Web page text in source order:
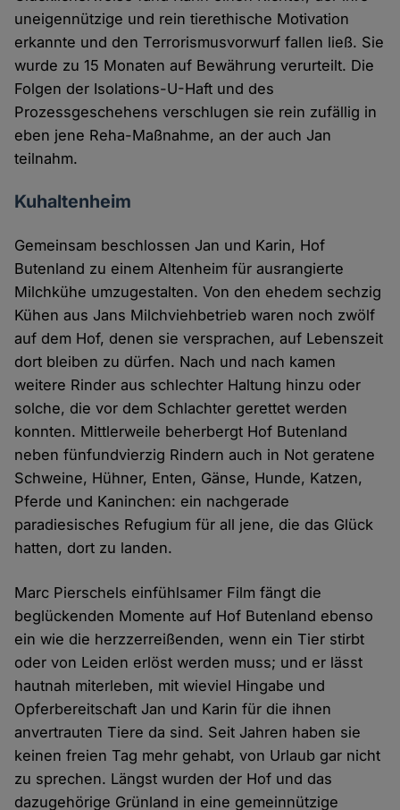
uneigennützige und rein tierethische Motivation
erkannte und den Terrorismusvorwurf fallen ließ. Sie
wurde zu 15 Monaten auf Bewährung verurteilt. Die
Folgen der Isolations-U-Haft und des
Prozessgeschehens verschlugen sie rein zufällig in
eben jene Reha-Maßnahme, an der auch Jan
teilnahm.
Kuhaltenheim
Gemeinsam beschlossen Jan und Karin, Hof
Butenland zu einem Altenheim für ausrangierte
Milchkühe umzugestalten. Von den ehedem sechzig
Kühen aus Jans Milchviehbetrieb waren noch zwölf
auf dem Hof, denen sie versprachen, auf Lebenszeit
dort bleiben zu dürfen. Nach und nach kamen
weitere Rinder aus schlechter Haltung hinzu oder
solche, die vor dem Schlachter gerettet werden
konnten. Mittlerweile beherbergt Hof Butenland
neben fünfundvierzig Rindern auch in Not geratene
Schweine, Hühner, Enten, Gänse, Hunde, Katzen,
Pferde und Kaninchen: ein nachgerade
paradiesisches Refugium für all jene, die das Glück
hatten, dort zu landen.
Marc Pierschels einfühlsamer Film fängt die
beglückenden Momente auf Hof Butenland ebenso
ein wie die herzzerreißenden, wenn ein Tier stirbt
oder von Leiden erlöst werden muss; und er lässt
hautnah miterleben, mit wieviel Hingabe und
Opferbereitschaft Jan und Karin für die ihnen
anvertrauten Tiere da sind. Seit Jahren haben sie
keinen freien Tag mehr gehabt, von Urlaub gar nicht
zu sprechen. Längst wurden der Hof und das
dazugehörige Grünland in eine gemeinnützige